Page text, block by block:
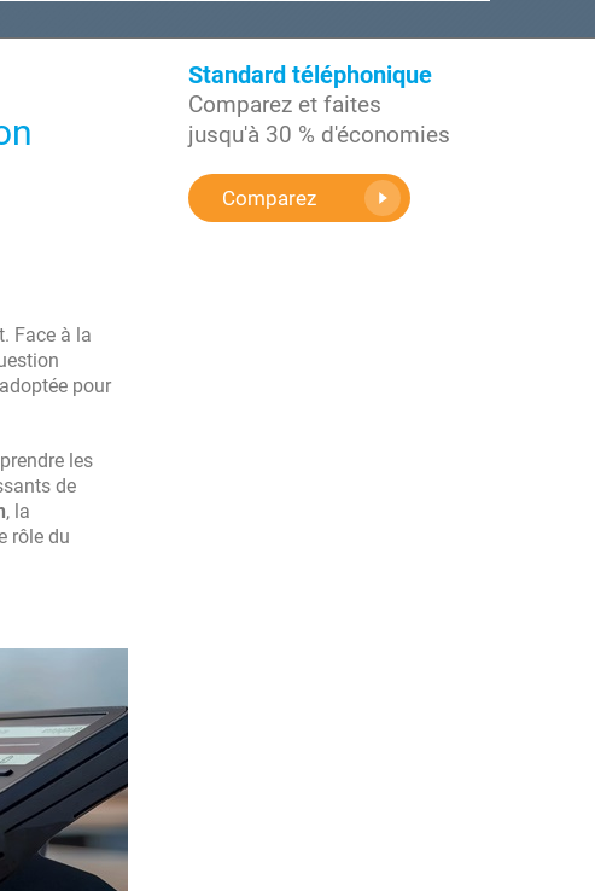
Face à la
adoptée pour
les
de
, la
rôle du
Standard téléphonique
Comparez et faites
jusqu'à 30 % d'économies
Comparez